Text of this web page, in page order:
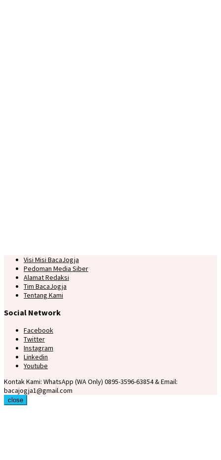
Visi Misi BacaJogja
Pedoman Media Siber
Alamat Redaksi
Tim BacaJogja
Tentang Kami
Social Network
Facebook
Twitter
Instagram
Linkedin
Youtube
Kontak Kami: WhatsApp (WA Only) 0895-3596-63854 & Email:
bacajogja1@gmail.com
close